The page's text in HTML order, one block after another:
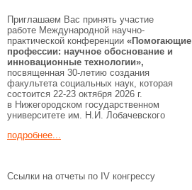
Приглашаем Вас принять участие
работе Международной научно-
практической конференции «Помогающие
профессии: научное обоснование и
инновационные технологии»,
посвященная 30-летию создания
факультета социальных наук, которая
состоится 22-23 октября 2026 г.
в Нижегородском государственном
университете им. Н.И. Лобачевского
подробнее...
Ссылки на отчеты по IV конгрессу